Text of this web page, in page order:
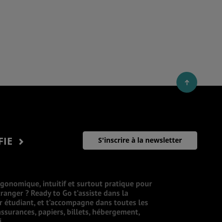
S'inscrire à la newsletter
intuitif et surtout pratique pour
? Ready to Go t’assiste dans la
et t’accompagne dans toutes les
papiers, billets, hébergement,